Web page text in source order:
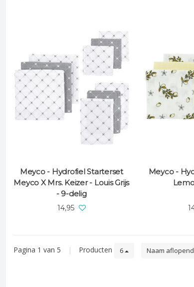
Meyco - Hydrofiel Starterset
Meyco X Mrs. Keizer - Louis Grijs
- 9-delig
14,95
Meyco -
Pagina 1 van 5 | Producten 6 Naam aflopend